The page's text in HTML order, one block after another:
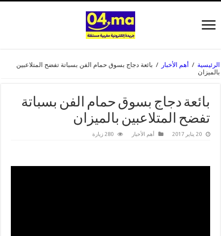
الرئيسية / أهم الأخبار / بائعة دجاج بسوق حمام الفن بسباتة تفضح المتلاعبين
بالميزان
بائعة دجاج بسوق حمام الفن بسباتة
تفضح المتلاعبين بالميزان
20 يناير 2017 أهم الأخبار 280 زيارة